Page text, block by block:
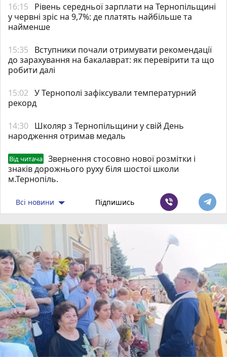
16:15
Рівень середньої зарплати на Тернопільщині
у червні зріс на 9,7%: де платять найбільше та
найменше
15:35
Вступники почали отримувати рекомендації
до зарахування на бакалаврат: як перевірити та що
робити далі
15:02 У Тернополі зафіксували температурний
рекорд
14:30 Школяр з Тернопільщини у свій День
народження отримав медаль
Від читача
Звернення стосовно нової розмітки і
знаків дорожнього руху біля шостої школи
м.Тернопіль.
Всі новини Підпишись